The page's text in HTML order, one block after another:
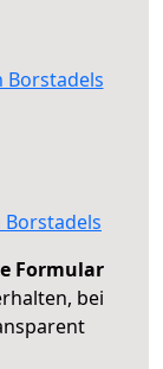
Borstadels
Formular
bei